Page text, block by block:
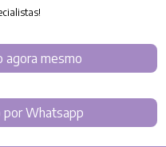
agora mesmo
por Whatsapp